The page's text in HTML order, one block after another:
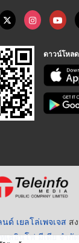
ดาวน์โหล
ด์ เยลโล่เพจเจส ส
เลอินโฟ มีเดีย จำกั